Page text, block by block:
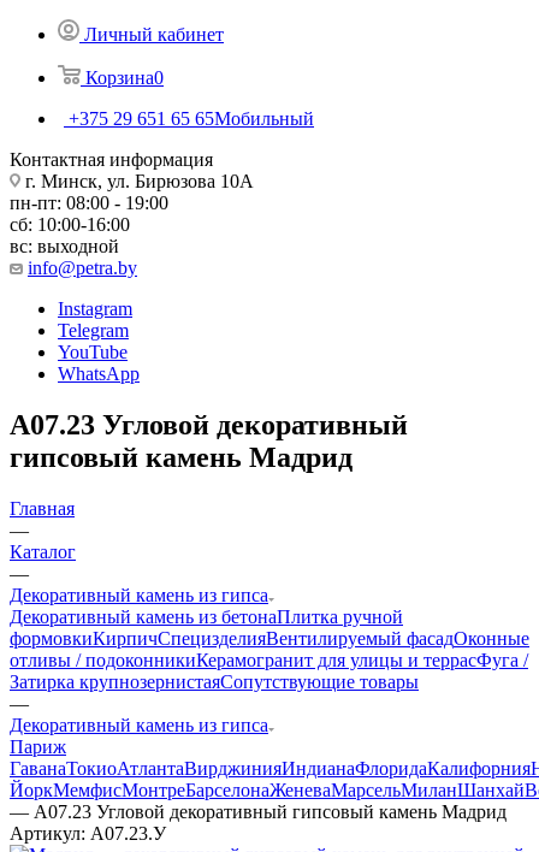
Личный кабинет
Корзина0
+375 29 651 65 65Мобильный
Контактная информация
г. Минск, ул. Бирюзова 10А
пн-пт: 08:00 - 19:00
сб: 10:00-16:00
вс: выходной
info@petra.by
Instagram
Telegram
YouTube
WhatsApp
А07.23 Угловой декоративный
гипсовый камень Мадрид
Главная
—
Каталог
—
Декоративный камень из гипса
Декоративный камень из бетонаПлитка ручной
формовкиКирпичСпецизделияВентилируемый фасадОконные
отливы / подоконникиКерамогранит для улицы и террасФуга /
Затирка крупнозернистаяСопутствующие товары
—
Декоративный камень из гипса
Париж
ГаванаТокиоАтлантаВирджинияИндианаФлоридаКалифорния
ЙоркМемфисМонтреБарселонаЖеневаМарсельМиланШанхай
— А07.23 Угловой декоративный гипсовый камень Мадрид
Артикул: А07.23.У